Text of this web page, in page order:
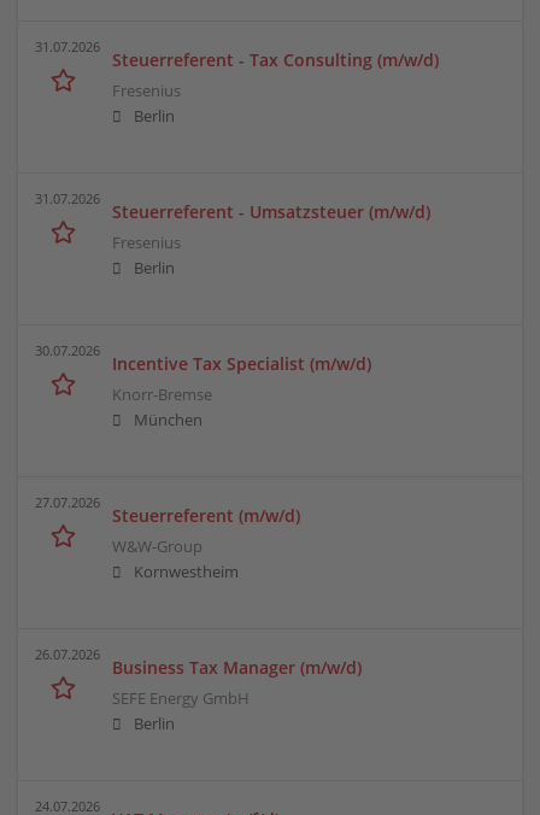
31.07.2026
Steuerreferent - Tax Consulting (m/w/d)
Fresenius
Berlin
31.07.2026
Steuerreferent - Umsatzsteuer (m/w/d)
Fresenius
Berlin
30.07.2026
Incentive Tax Specialist (m/w/d)
Knorr-Bremse
München
27.07.2026
Steuerreferent (m/w/d)
W&W-Group
Kornwestheim
26.07.2026
Business Tax Manager (m/w/d)
SEFE Energy GmbH
Berlin
24.07.2026